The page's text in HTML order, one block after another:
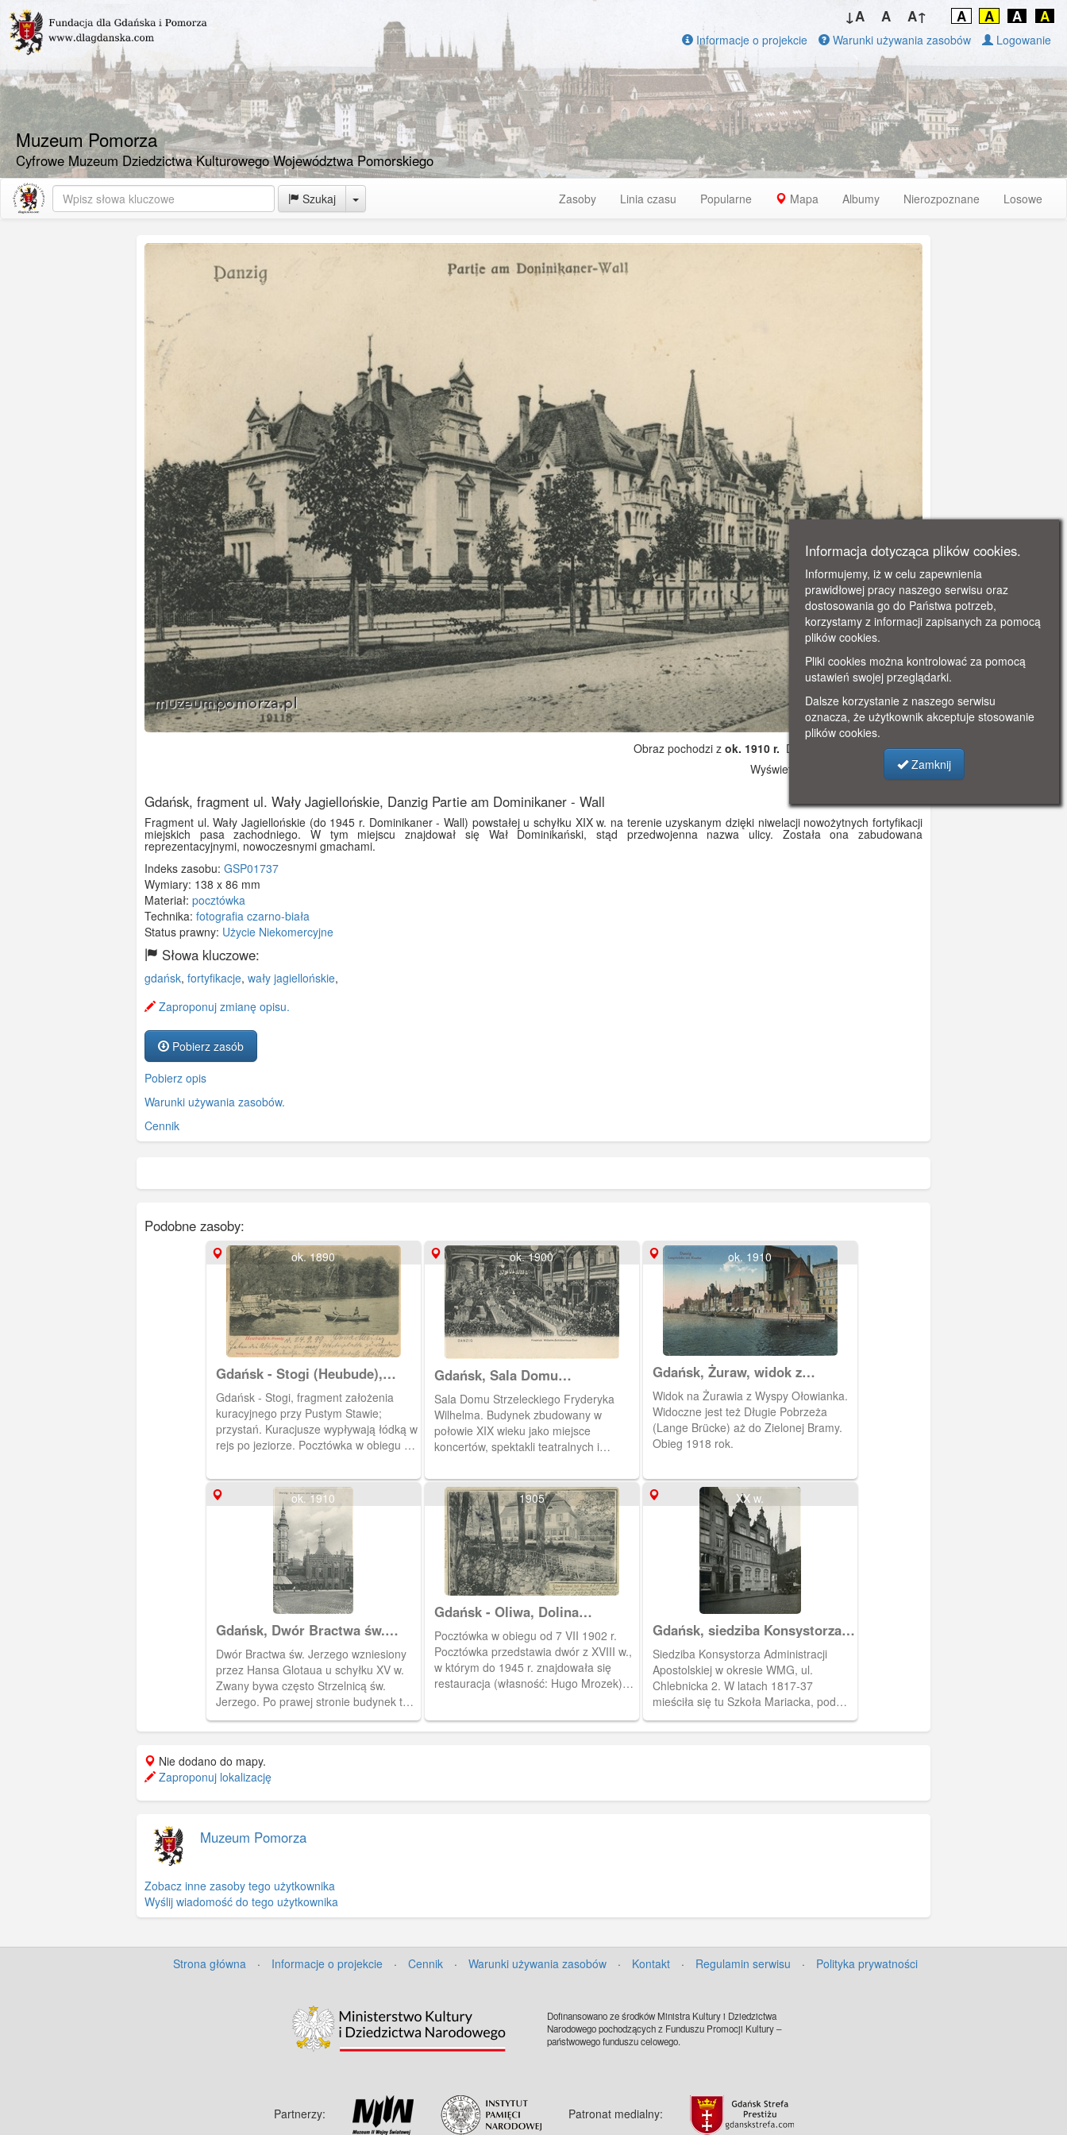
Muzeum Pomorza
Cyfrowe Muzeum Dziedzictwa Kulturowego Województwa Pomorskiego
↓A A A↑ A A A A
Informacje o projekcie Warunki używania zasobów Logowanie
Szukaj Toggle Dropdown Zasoby Linia czasu Popularne Mapa Albumy Nierozpoznane Losowe
Obraz pochodzi z ok. 1910 r. Dodano: 2019-11-06 17:20
Wyświetlono: 3358
Gdańsk, fragment ul. Wały Jagiellońskie, Danzig Partie am Dominikaner - Wall
Fragment ul. Wały Jagiellońskie (do 1945 r. Dominikaner - Wall) powstałej u schyłku XIX w. na terenie uzyskanym dzięki niwelacji nowożytnych fortyfikacji
miejskich pasa zachodniego. W tym miejscu znajdował się Wał Dominikański, stąd przedwojenna nazwa ulicy. Została ona zabudowana
reprezentacyjnymi, nowoczesnymi gmachami.
Indeks zasobu: GSP01737
Wymiary: 138 x 86 mm
Materiał: pocztówka
Technika: fotografia czarno-biała
Status prawny: Użycie Niekomercyjne
Słowa kluczowe:
gdańsk, fortyfikacje, wały jagiellońskie,
Zaproponuj zmianę opisu.
Pobierz zasób
Pobierz opis
Warunki używania zasobów.
Cennik
Podobne zasoby:
ok. 1890
Gdańsk - Stogi (Heubude),
jezioro Pusty Staw
Gdańsk - Stogi, fragment założenia
kuracyjnego przy Pustym Stawie;
przystań. Kuracjusze wypływają łódką w
rejs po jeziorze. Pocztówka w obiegu od
ok. 1900
Gdańsk, Sala Domu
Strzeleckiego Fryderyka
Wilhelma, Friedrich Wilhelm-
Schutzenhaus
Sala Domu Strzeleckiego Fryderyka
Wilhelma. Budynek zbudowany w
połowie XIX wieku jako miejsce
koncertów, spektakli teatralnych i
obecnej ulicy 3 Maja w miejscu
nieistniejącego już targowiska.
ok. 1910
Gdańsk, Żuraw, widok z
Ołowianki
Widok na Żurawia z Wyspy Ołowianka.
Widoczne jest też Długie Pobrzeża
(Lange Brücke) aż do Zielonej Bramy.
Obieg 1918 rok.
ok. 1910
Gdańsk, Dwór Bractwa św.
Jerzego, Danzig St. Georgshalle
Dwór Bractwa św. Jerzego wzniesiony
przez Hansa Glotaua u schyłku XV w.
Zwany bywa często Strzelnicą św.
Jerzego. Po prawej stronie budynek ten
przylega do Złotej Bramy. Po lewej
stronie widoczny fragment okazałego
1905
Gdańsk - Oliwa, Dolina
Schwabego (Schwabental)
Pocztówka w obiegu od 7 VII 1902 r.
Pocztówka przedstawia dwór z XVIII w.,
w którym do 1945 r. znajdowała się
restauracja (własność: Hugo Mrozek).
XX w.
Gdańsk, siedziba Konsystorza
Administracji Apostolskiej
Siedziba Konsystorza Administracji
Apostolskiej w okresie WMG, ul.
Chlebnicka 2. W latach 1817-37
mieściła się tu Szkoła Mariacka, pod
koniec XIX w. mieszkanie urzędnika
urzędu stanu cywilnego.
Nie dodano do mapy.
Zaproponuj lokalizację
Muzeum Pomorza
Zobacz inne zasoby tego użytkownika
Wyślij wiadomość do tego użytkownika
Strona główna · Informacje o projekcie · Cennik · Warunki używania zasobów · Kontakt · Regulamin serwisu · Polityka prywatności
Dofinansowano ze środków Ministra Kultury i Dziedzictwa
Narodowego pochodzących z Funduszu Promocji Kultury –
państwowego funduszu celowego.
Partnerzy: Patronat medialny:
Informacja dotycząca plików cookies.
Informujemy, iż w celu zapewnienia
prawidłowej pracy naszego serwisu oraz
dostosowania go do Państwa potrzeb,
korzystamy z informacji zapisanych za pomocą
plików cookies.
Pliki cookies można kontrolować za pomocą
ustawień swojej przeglądarki.
Dalsze korzystanie z naszego serwisu
oznacza, że użytkownik akceptuje stosowanie
plików cookies.
Zamknij